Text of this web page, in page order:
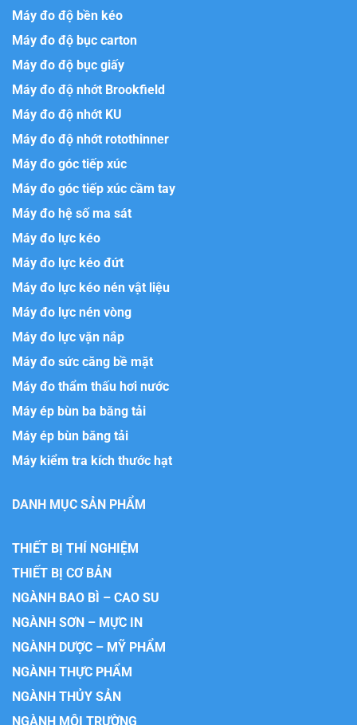
Máy đo độ bền kéo
Máy đo độ bục carton
Máy đo độ bục giấy
Máy đo độ nhớt Brookfield
Máy đo độ nhớt KU
Máy đo độ nhớt rotothinner
Máy đo góc tiếp xúc
Máy đo góc tiếp xúc cầm tay
Máy đo hệ số ma sát
Máy đo lực kéo
Máy đo lực kéo đứt
Máy đo lực kéo nén vật liệu
Máy đo lực nén vòng
Máy đo lực vặn nắp
Máy đo sức căng bề mặt
Máy đo thẩm thấu hơi nước
Máy ép bùn ba băng tải
Máy ép bùn băng tải
Máy kiểm tra kích thước hạt
DANH MỤC SẢN PHẨM
THIẾT BỊ THÍ NGHIỆM
THIẾT BỊ CƠ BẢN
NGÀNH BAO BÌ – CAO SU
NGÀNH SƠN – MỰC IN
NGÀNH DƯỢC – MỸ PHẨM
NGÀNH THỰC PHẨM
NGÀNH THỦY SẢN
NGÀNH MÔI TRƯỜNG